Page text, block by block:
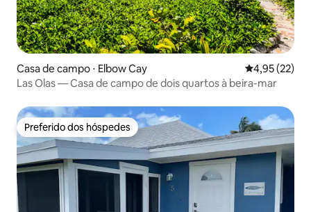
Casa de campo ⋅ Elbow Cay 4,95 de uma
4,95 (22)
Las Olas — Casa de campo de dois quartos à beira-mar
Preferido dos hóspedes
Preferido dos hóspedes